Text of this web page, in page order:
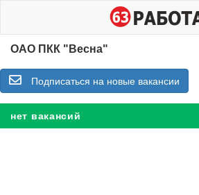
ОАО ПКК "Весна"
Подписаться на новые вакансии
нет вакансий